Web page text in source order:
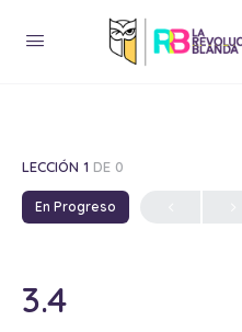
LECCIÓN 1 DE 0
En Progreso
3.4